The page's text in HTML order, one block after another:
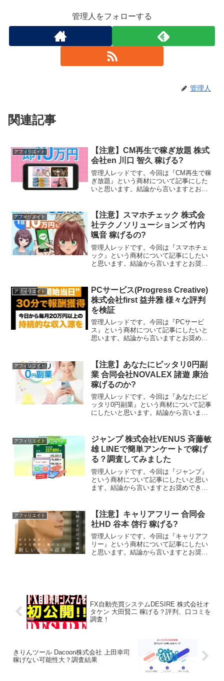
管理人をフォローする
管理人
関連記事
アフィリエイト
【注意】CM再生で稼ぎ放題 株式
会社en 川口 智久 稼げる?
管理人レッドです。今回は『CM再生で稼
ぎ放題』という商材について記事にした
いと思います。結論から言いますとお奨
取引法に基づく表示販売業者名株式会社
en運営責任者名川口 ...
アフィリエイト
【注意】スマホチェック 株式会
社テクノソリューションズ 竹内
颯音 稼げるの?
管理人レッドです。今回は『スマホチェ
ック』という商材について記事にしたい
と思います。結論から言いますとお奨め
引法に基づく表示販売業者名株式会社テ
クノソリューションズ運営...
アフィリエイト
PCサービス(Progress Creative)
株式会社first 益井雅 様々な評判
を検証
管理人レッドです。今回は『PCサービ
ス』という商材について記事にしたいと
思います。結論から言いますとお奨めで
法に基づく表示販売事業者の名称株式会
社first運営統括責任...
アフィリエイト
【注意】あなたにピッタリ0円副
業 合同会社NOVALEX 諸遊 康治
稼げるのか?
管理人レッドです。今回は『あなたにピ
ッタリ0円副業』という商材について記事
にしたいと思います。結論から言います
特定商取引法に基づく表示販売事業者合
同会社NOVALEX運...
アフィリエイト
ジャンプ 株式会社VENUS 斉藤敏
雄 LINEで簡単アンケートで稼げ
る？調査してみました
管理人レッドです。今回は『ジャンプ』
という商材について記事にしたいと思い
ます。結論から言いますとお奨めできる
基づく表示会社名株式会社VENUS(ヴィ
ーナス)責任者宇都宮...
アフィリエイト
【注意】キャリアフリー 合同会
社HD 谷本 啓行 稼げる?
管理人レッドです。今回は『キャリアフ
リー』という商材について記事にしたい
と思います。結論から言いますとお奨め
FX自動売買システムDESIRE 株式会社オ
タケン 大田賢二 稼げる？評判、口コミを
調査！
きりんツール Dacoon株式会社 上田幸司
稼げない可能性大？調査結果